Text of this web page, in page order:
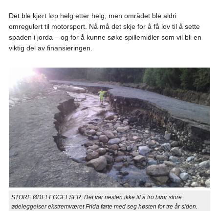
Det ble kjørt løp helg etter helg, men området ble aldri
omregulert til motorsport. Nå må det skje for å få lov til å sette
spaden i jorda – og for å kunne søke spillemidler som vil bli en
viktig del av finansieringen.
STORE ØDELEGGELSER: Det var nesten ikke til å tro hvor store
ødeleggelser ekstremværet Frida førte med seg høsten for tre år siden.